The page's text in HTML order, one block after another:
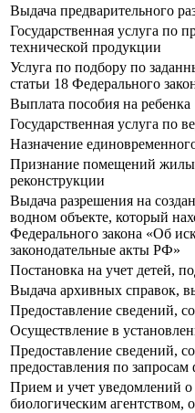
Выдача предварительного
Государственная услуга по
технической продукции
Услуга по подбору по
статьи 18 Федерального
Выплата пособия на ребенка
Государственная услуга по
Назначение
Признание помещений
реконструкции
Выдача разрешения на
водном объекте, который
Федерального закона «Об
законодательные акты РФ»
Постановка на учет детей,
Выдача архивных справок,
Предоставление сведений,
Осуществление в
Предоставление сведений,
предоставления по
Прием и учет уведомлений
биологическим агентством,